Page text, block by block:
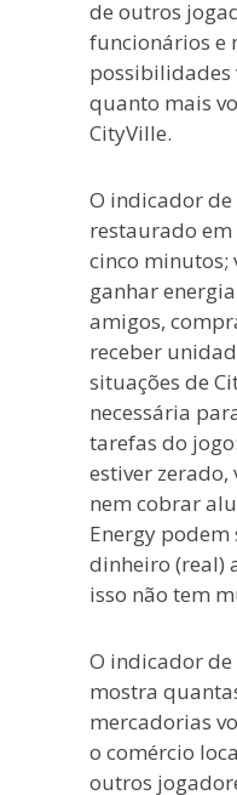
de outros
funcionários e
possibilidades
quanto mais
CityVille.
O indicador de
restaurado
cinco minutos;
ganhar
amigos,
receber
situações de
necessária
tarefas do
estiver zerado,
nem cobrar
Energy
dinheiro (real)
isso não tem
O indicador de
mostra
mercadorias
o comércio
outros